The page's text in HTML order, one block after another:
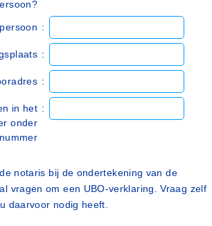
:
:
:
in het
onder
:
notaris bij de ondertekening van de
vragen om een UBO-verklaring. Vraag zelf
daarvoor nodig heeft.